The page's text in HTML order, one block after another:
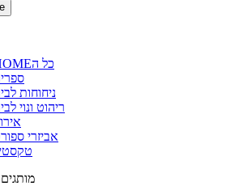
HOMEכל ה
ניחוחות
ריהוט ונוי
אביזרי